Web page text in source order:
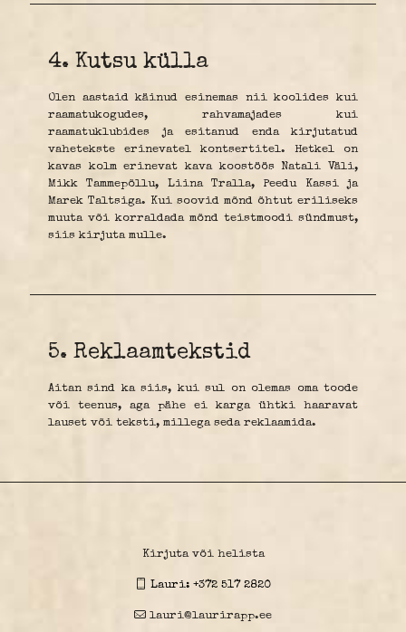
4. Kutsu külla
Olen aastaid käinud esinemas nii koolides kui
raamatukogudes, rahvamajades kui
raamatuklubides ja esitanud enda kirjutatud
vahetekste erinevatel kontsertitel. Hetkel on
kavas kolm erinevat kava koostöös Natali Väli,
Mikk Tammepõllu, Liina Tralla, Peedu Kassi ja
Marek Taltsiga. Kui soovid mõnd õhtut eriliseks
muuta või korraldada mõnd teistmoodi sündmust,
siis kirjuta mulle.
5. Reklaamtekstid
Aitan sind ka siis, kui sul on olemas oma toode
või teenus, aga pähe ei karga ühtki haaravat
lauset või teksti, millega seda reklaamida.
Kirjuta või helista
Lauri: +372 517 2820
lauri@laurirapp.ee